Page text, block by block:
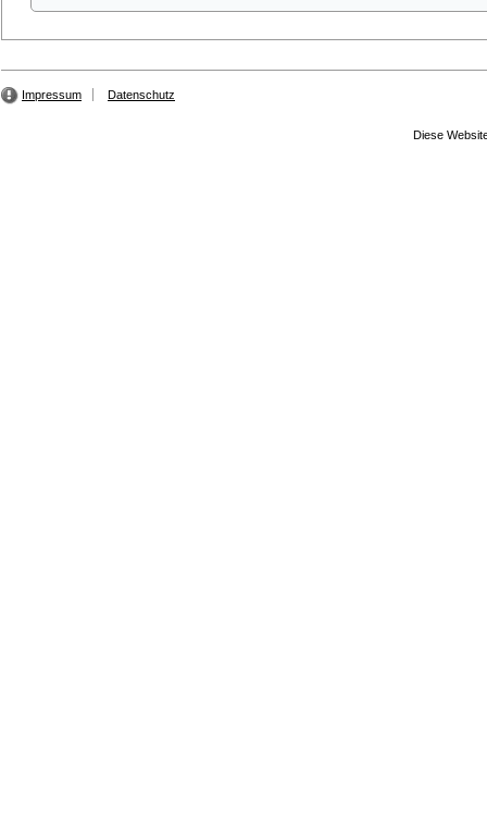
Impressum Datenschutz
Diese